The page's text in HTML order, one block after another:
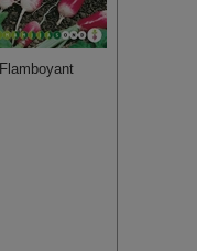
Flamboyant